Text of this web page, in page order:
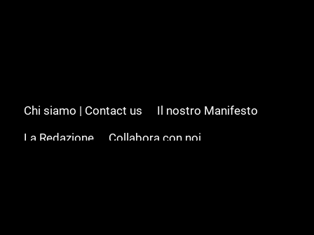
Chi siamo | Contact us
Il nostro Manifesto
La Redazione
Collabora con noi